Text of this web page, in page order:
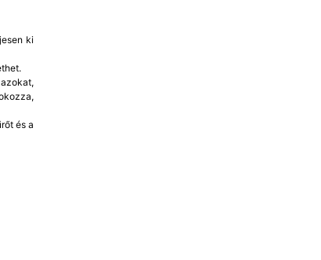
ki
és a